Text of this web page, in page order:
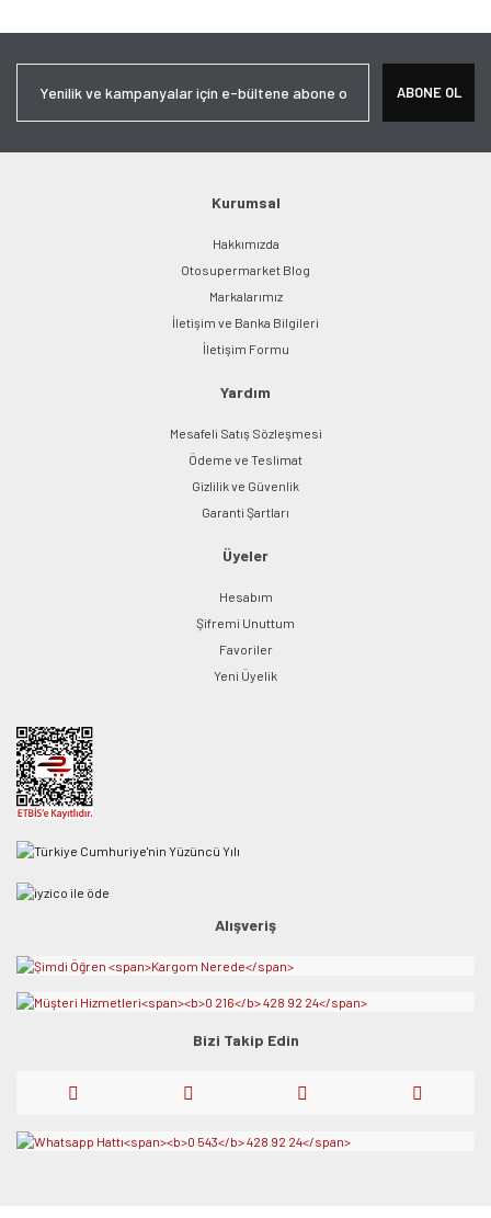
Ürün açıklamasında eksik bilgiler bulunuyor.
Bu ürüne benzer farklı alternatifler olmalı.
Gönder
ABONE OL
Kurumsal
Hakkımızda
Otosupermarket Blog
Markalarımız
İletişim ve Banka Bilgileri
İletişim Formu
Yardım
Mesafeli Satış Sözleşmesi
Ödeme ve Teslimat
Gizlilik ve Güvenlik
Garanti Şartları
Üyeler
Hesabım
Şifremi Unuttum
Favoriler
Yeni Üyelik
Alışveriş
Bizi Takip Edin